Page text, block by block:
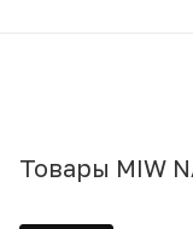
Товары MIW